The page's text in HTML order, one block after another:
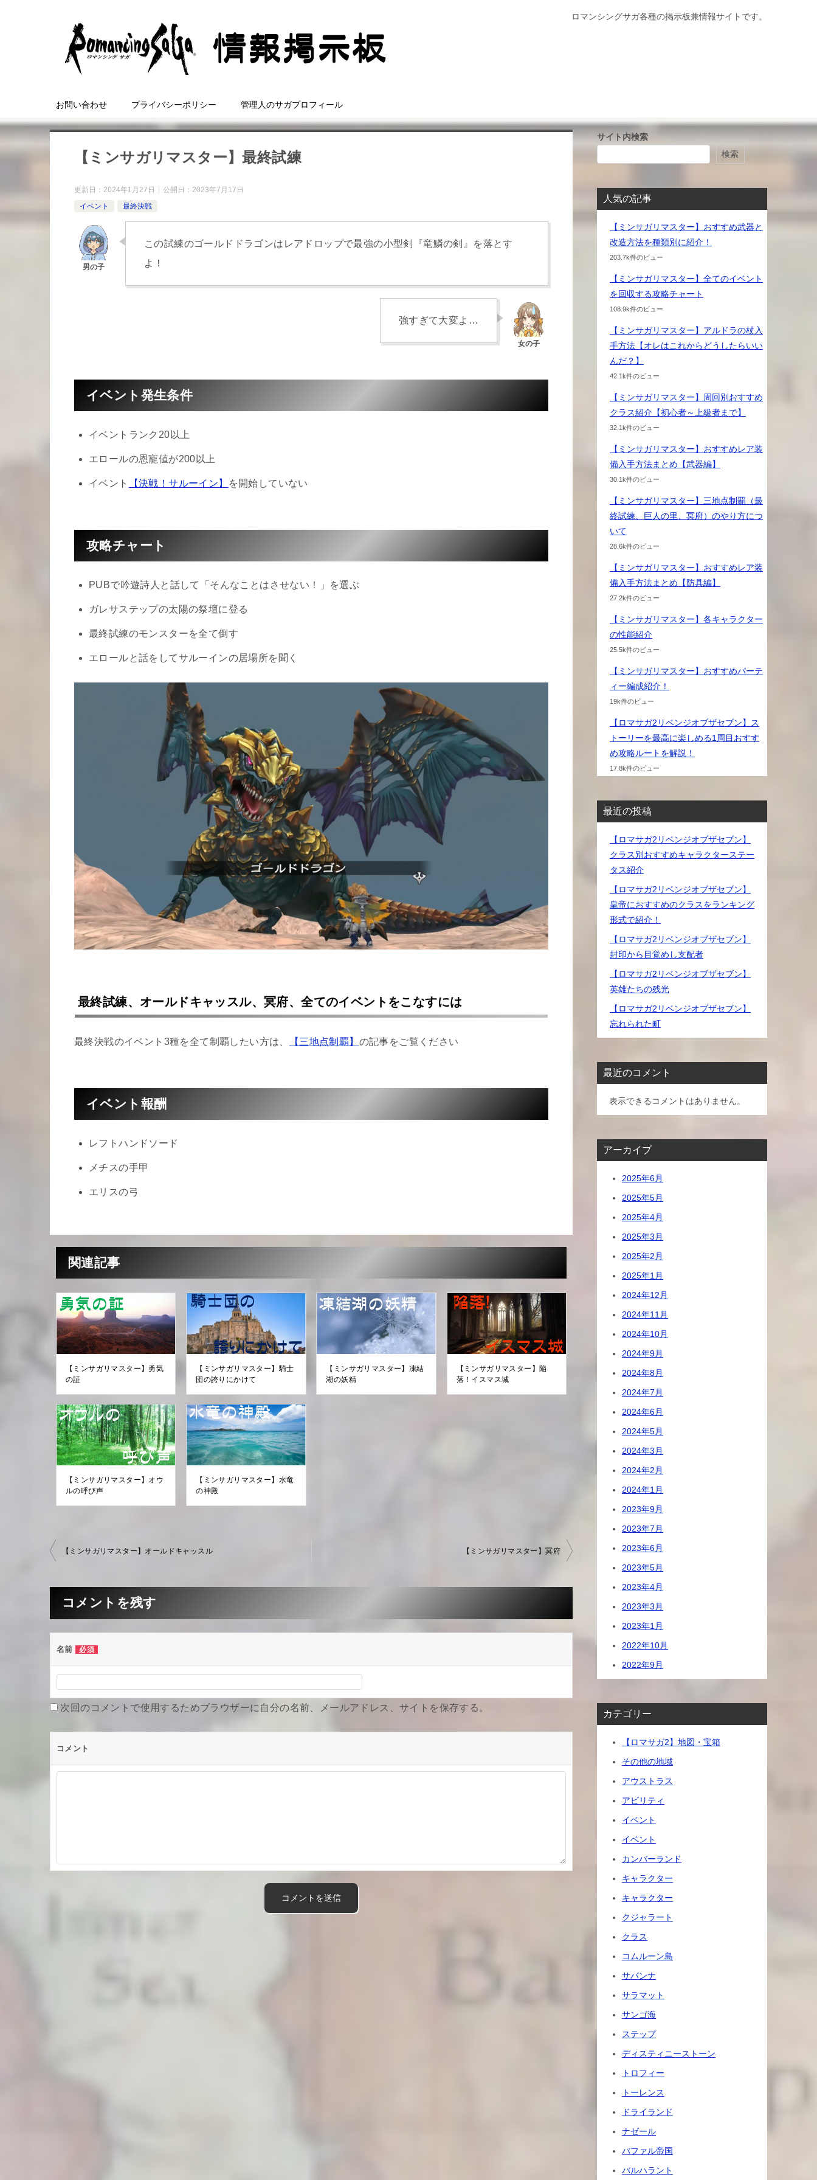
ロマンシングサガ各種の掲示板兼情報サイトです。
お問い合わせ プライバシーポリシー 管理人のサガプロフィール
【ミンサガリマスター】最終試練
更新日： 2024年1月27日 公開日： 2023年7月17日
イベント
最終決戦
この試練のゴールドドラゴンはレアドロップで最強の小型剣『竜鱗の剣』を落とす
よ！
強すぎて大変よ…
イベント発生条件
イベントランク20以上
エロールの恩寵値が200以上
イベント 【決戦！サルーイン】 を開始していない
攻略チャート
PUBで吟遊詩人と話して「そんなことはさせない！」を選ぶ
ガレサステップの太陽の祭壇に登る
最終試練のモンスターを全て倒す
エロールと話をしてサルーインの居場所を聞く
最終試練、オールドキャッスル、冥府、全てのイベントをこなすには
最終決戦のイベント3種を全て制覇したい方は、 【三地点制覇】 の記事をご覧ください
イベント報酬
レフトハンドソード
メチスの手甲
エリスの弓
関連記事
【ミンサガリマスター】勇気
の証
【ミンサガリマスター】騎士
団の誇りにかけて
【ミンサガリマスター】凍結
湖の妖精
【ミンサガリマスター】陥
落！イスマス城
【ミンサガリマスター】オウ
ルの呼び声
【ミンサガリマスター】水竜
の神殿
投
ゲ
ー
シ
ョ
ン
【ミンサガリマスター】オールドキャッスル 【ミンサガリマスター】冥府
コメントを残す
名前 必須
次回のコメントで使用するためブラウザーに自分の名前、メールアドレス、サイトを保存する。
コメント
サイト内検索
検索
人気の記事
【ミンサガリマスター】おすすめ武器と
改造方法を種類別に紹介！
203.7k件のビュー
【ミンサガリマスター】全てのイベント
を回収する攻略チャート
108.9k件のビュー
【ミンサガリマスター】アルドラの杖入
手方法【オレはこれからどうしたらいい
んだ？】
42.1k件のビュー
【ミンサガリマスター】周回別おすすめ
クラス紹介【初心者～上級者まで】
32.1k件のビュー
【ミンサガリマスター】おすすめレア装
備入手方法まとめ【武器編】
30.1k件のビュー
【ミンサガリマスター】三地点制覇（最
終試練、巨人の里、冥府）のやり方につ
いて
28.6k件のビュー
【ミンサガリマスター】おすすめレア装
備入手方法まとめ【防具編】
27.2k件のビュー
【ミンサガリマスター】各キャラクター
の性能紹介
25.5k件のビュー
【ミンサガリマスター】おすすめパーテ
ィー編成紹介！
19k件のビュー
【ロマサガ2リベンジオブザセブン】ス
トーリーを最高に楽しめる1周目おすす
め攻略ルートを解説！
17.8k件のビュー
最近の投稿
【ロマサガ2リベンジオブザセブン】
クラス別おすすめキャラクターステー
タス紹介
【ロマサガ2リベンジオブザセブン】
皇帝におすすめのクラスをランキング
形式で紹介！
【ロマサガ2リベンジオブザセブン】
封印から目覚めし支配者
【ロマサガ2リベンジオブザセブン】
英雄たちの残光
【ロマサガ2リベンジオブザセブン】
忘れられた町
最近のコメント
表示できるコメントはありません。
アーカイブ
2025年6月
2025年5月
2025年4月
2025年3月
2025年2月
2025年1月
2024年12月
2024年11月
2024年10月
2024年9月
2024年8月
2024年7月
2024年6月
2024年5月
2024年3月
2024年2月
2024年1月
2023年9月
2023年7月
2023年6月
2023年5月
2023年4月
2023年3月
2023年1月
2022年10月
2022年9月
カテゴリー
【ロマサガ2】地図・宝箱
その他の地域
アウストラス
アビリティ
イベント
イベント
カンバーランド
キャラクター
キャラクター
クジャラート
クラス
コムルーン島
サバンナ
サラマット
サンゴ海
ステップ
ディスティニーストーン
トロフィー
トーレンス
ドライランド
ナゼール
バファル帝国
バルハラント